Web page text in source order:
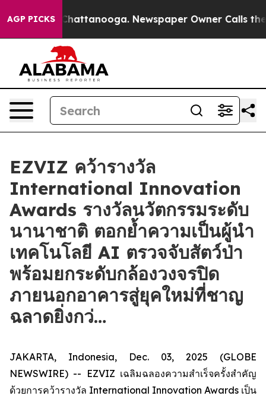
AGP PICKS
in Chattanooga. Newspaper Owner Calls the
EZVIZ คว้ารางวัล
International Innovation
Awards รางวัลนวัตกรรมระดับ
นานาชาติ ตอกย้ำความเป็นผู้นำ
เทคโนโลยี AI ตรวจจับสัตว์ป่า
พร้อมยกระดับกล้องวงจรปิด
ภายนอกอาคารสู่ยุคใหม่ที่ชาญ
ฉลาดยิ่งกว่…
JAKARTA, Indonesia, Dec. 03, 2025 (GLOBE
NEWSWIRE) -- EZVIZ เฉลิมฉลองความสำเร็จครั้งสำคัญ
ด้วยการคว้ารางวัล International Innovation Awards เป็น